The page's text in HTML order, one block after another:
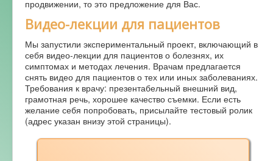
Лечение
Советы врача
Альтернативная медицина
Форум
продвижении, то это предложение для Вас.
Видео-лекции для пациентов
Мы запустили экспериментальный проект, включающий в
себя видео-лекции для пациентов о болезнях, их
симптомах и методах лечения. Врачам предлагается
снять видео для пациентов о тех или иных заболеваниях.
Требования к врачу: презентабельный внешний вид,
грамотная речь, хорошее качество съемки. Если есть
желание себя попробовать, присылайте тестовый ролик
(адрес указан внизу этой страницы).